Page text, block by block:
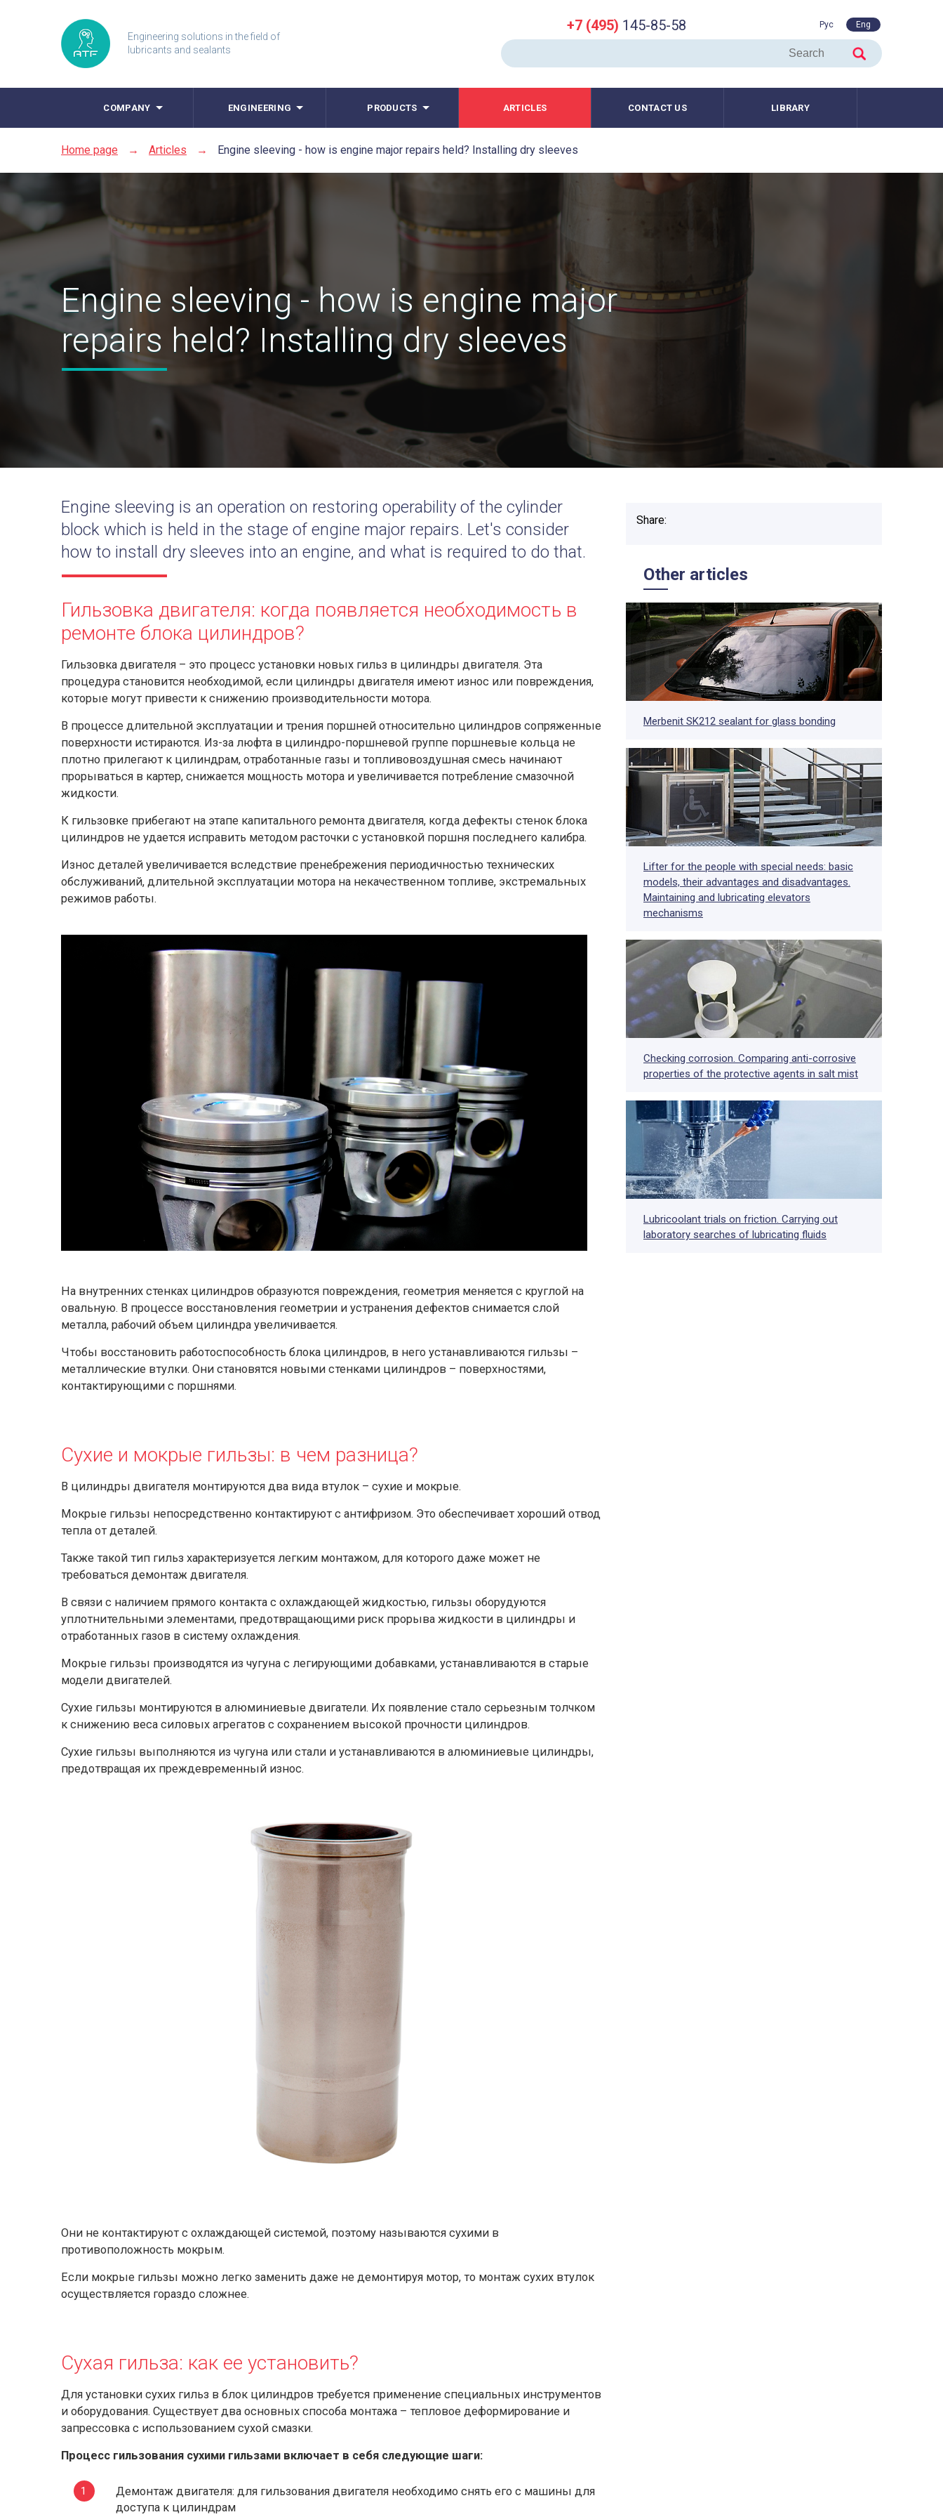
Engineering solutions in the field of
lubricants and sealants
+7 (495) 145-85-58 Рус Eng
COMPANY ENGINEERING PRODUCTS ARTICLES CONTACT US LIBRARY
Home page → Articles → Engine sleeving - how is engine major repairs held? Installing dry sleeves
Engine sleeving - how is engine major
repairs held? Installing dry sleeves
Share:
Other articles
Merbenit SK212 sealant for glass bonding
Lifter for the people with special needs: basic
models, their advantages and disadvantages.
Maintaining and lubricating elevators
mechanisms
Checking corrosion. Comparing anti-corrosive
properties of the protective agents in salt mist
Lubricoolant trials on friction. Carrying out
laboratory searches of lubricating fluids
Engine sleeving is an operation on restoring operability of the cylinder
block which is held in the stage of engine major repairs. Let's consider
how to install dry sleeves into an engine, and what is required to do that.
Гильзовка двигателя: когда появляется необходимость в
ремонте блока цилиндров?
Гильзовка двигателя – это процесс установки новых гильз в цилиндры двигателя. Эта
процедура становится необходимой, если цилиндры двигателя имеют износ или повреждения,
которые могут привести к снижению производительности мотора.
В процессе длительной эксплуатации и трения поршней относительно цилиндров сопряженные
поверхности истираются. Из-за люфта в цилиндро-поршневой группе поршневые кольца не
плотно прилегают к цилиндрам, отработанные газы и топливовоздушная смесь начинают
прорываться в картер, снижается мощность мотора и увеличивается потребление смазочной
жидкости.
К гильзовке прибегают на этапе капитального ремонта двигателя, когда дефекты стенок блока
цилиндров не удается исправить методом расточки с установкой поршня последнего калибра.
Износ деталей увеличивается вследствие пренебрежения периодичностью технических
обслуживаний, длительной эксплуатации мотора на некачественном топливе, экстремальных
режимов работы.
На внутренних стенках цилиндров образуются повреждения, геометрия меняется с круглой на
овальную. В процессе восстановления геометрии и устранения дефектов снимается слой
металла, рабочий объем цилиндра увеличивается.
Чтобы восстановить работоспособность блока цилиндров, в него устанавливаются гильзы –
металлические втулки. Они становятся новыми стенками цилиндров – поверхностями,
контактирующими с поршнями.
Сухие и мокрые гильзы: в чем разница?
В цилиндры двигателя монтируются два вида втулок – сухие и мокрые.
Мокрые гильзы непосредственно контактируют с антифризом. Это обеспечивает хороший отвод
тепла от деталей.
Также такой тип гильз характеризуется легким монтажом, для которого даже может не
требоваться демонтаж двигателя.
В связи с наличием прямого контакта с охлаждающей жидкостью, гильзы оборудуются
уплотнительными элементами, предотвращающими риск прорыва жидкости в цилиндры и
отработанных газов в систему охлаждения.
Мокрые гильзы производятся из чугуна с легирующими добавками, устанавливаются в старые
модели двигателей.
Сухие гильзы монтируются в алюминиевые двигатели. Их появление стало серьезным толчком
к снижению веса силовых агрегатов с сохранением высокой прочности цилиндров.
Сухие гильзы выполняются из чугуна или стали и устанавливаются в алюминиевые цилиндры,
предотвращая их преждевременный износ.
Они не контактируют с охлаждающей системой, поэтому называются сухими в
противоположность мокрым.
Если мокрые гильзы можно легко заменить даже не демонтируя мотор, то монтаж сухих втулок
осуществляется гораздо сложнее.
Сухая гильза: как ее установить?
Для установки сухих гильз в блок цилиндров требуется применение специальных инструментов
и оборудования. Существует два основных способа монтажа – тепловое деформирование и
запрессовка с использованием сухой смазки.
Процесс гильзования сухими гильзами включает в себя следующие шаги:
Демонтаж двигателя: для гильзования двигателя необходимо снять его с машины для
доступа к цилиндрам